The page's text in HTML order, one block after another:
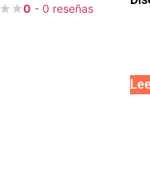
0 - 0 reseñas